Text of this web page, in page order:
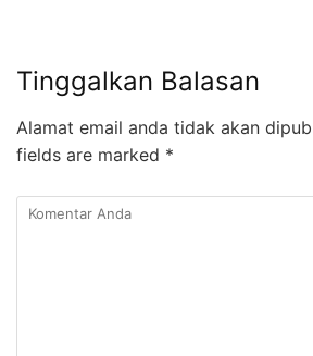
Tinggalkan Balasan
Alamat email anda tidak akan
fields are marked *